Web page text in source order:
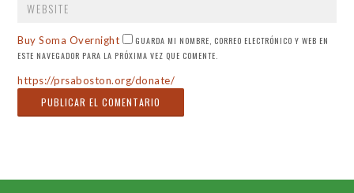
Buy Soma Overnight
GUARDA MI NOMBRE, CORREO ELECTRÓNICO Y WEB EN
ESTE NAVEGADOR PARA LA PRÓXIMA VEZ QUE COMENTE.
https://prsaboston.org/donate/